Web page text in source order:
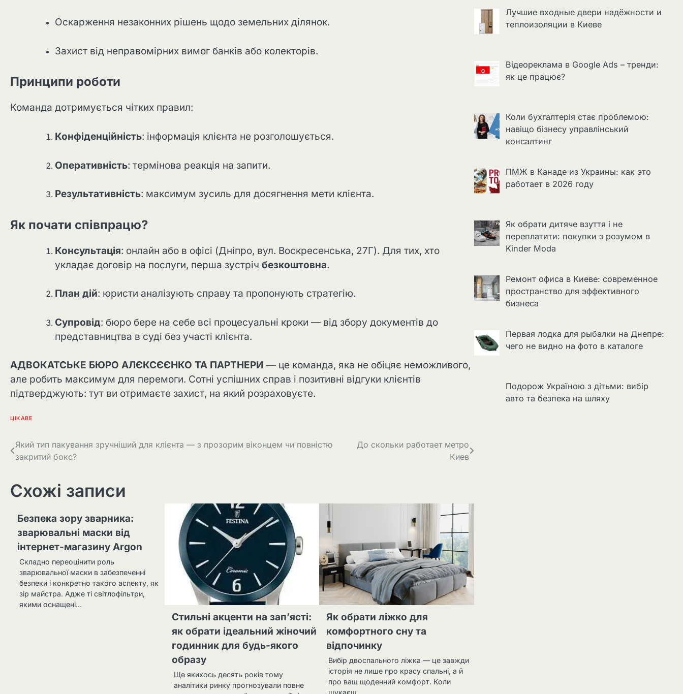
Оскарження незаконних рішень щодо земельних ділянок.
Захист від неправомірних вимог банків або колекторів.
Принципи роботи
Команда дотримується чітких правил:
Конфіденційність: інформація клієнта не розголошується.
Оперативність: термінова реакція на запити.
Результативність: максимум зусиль для досягнення мети клієнта.
Як почати співпрацю?
Консультація: онлайн або в офісі (Дніпро, вул. Воскресенська, 27Г). Для тих, хто
укладає договір на послуги, перша зустріч безкоштовна.
План дій: юристи аналізують справу та пропонують стратегію.
Супровід: бюро бере на себе всі процесуальні кроки — від збору документів до
представництва в суді без участі клієнта.
АДВОКАТСЬКЕ БЮРО АЛЄКСЄЄНКО ТА ПАРТНЕРИ — це команда, яка не обіцяє неможливого,
але робить максимум для перемоги. Сотні успішних справ і позитивні відгуки клієнтів
підтверджують: тут ви отримаєте захист, на який розраховуєте.
ЦІКАВЕ
Навігація
записів
Який тип пакування зручніший для клієнта — з прозорим віконцем чи повністю
закритий бокс?
До скольки работает метро
Киев
Схожі записи
Безпека зору зварника:
зварювальні маски від
інтернет-магазину Аrgon
Складно переоцінити роль
зварювальної маски в забезпеченні
безпеки і конкретно такого аспекту, як
зір майстра. Адже ті світлофільтри,
якими оснащені…
Стильні акценти на зап’ясті:
як обрати ідеальний жіночий
годинник для будь-якого
образу
Ще якихось десять років тому
аналітики ринку прогнозували повне
Як обрати ліжко для
комфортного сну та
відпочинку
Вибір двоспального ліжка — це завжди
історія не лише про красу спальні, а й
про ваш щоденний комфорт. Коли
шукаєш…
Лучшие входные двери надёжности и
теплоизоляции в Киеве
Відеореклама в Google Ads – тренди:
як це працює?
Коли бухгалтерія стає проблемою:
навіщо бізнесу управлінський
консалтинг
ПМЖ в Канаде из Украины: как это
работает в 2026 году
Як обрати дитяче взуття і не
переплатити: покупки з розумом в
Kinder Moda
Ремонт офиса в Киеве: современное
пространство для эффективного
бизнеса
Первая лодка для рыбалки на Днепре:
чего не видно на фото в каталоге
Подорож Україною з дітьми: вибір
авто та безпека на шляху